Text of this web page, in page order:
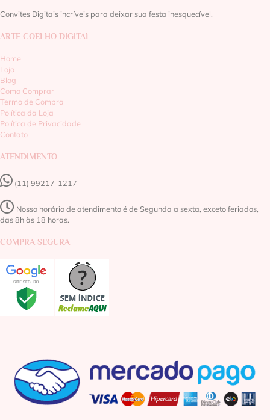
Convites Digitais incríveis para deixar sua festa inesquecível.
ARTE COELHO DIGITAL
Home
Loja
Blog
Como Comprar
Termo de Compra
Política da Loja
Política de Privacidade
Contato
ATENDIMENTO
(11) 99217-1217‬
Nosso horário de atendimento é de Segunda a sexta, exceto feriados,
das 8h às 18 horas.
COMPRA SEGURA